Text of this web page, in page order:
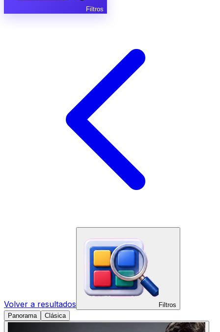
Filtros
Volver a resultados
Filtros
Panorama
Clásica